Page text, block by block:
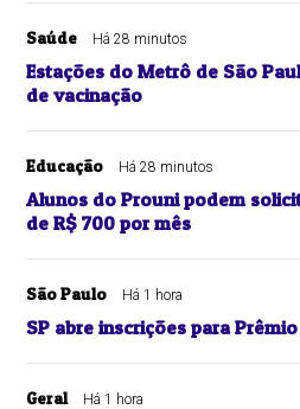
Saúde Há 28 minutos
Estações do Metrô de São
de vacinação
Educação Há 28 minutos
Alunos do Prouni podem
de R$ 700 por mês
São Paulo Há 1 hora
SP abre inscrições para
Geral Há 1 hora